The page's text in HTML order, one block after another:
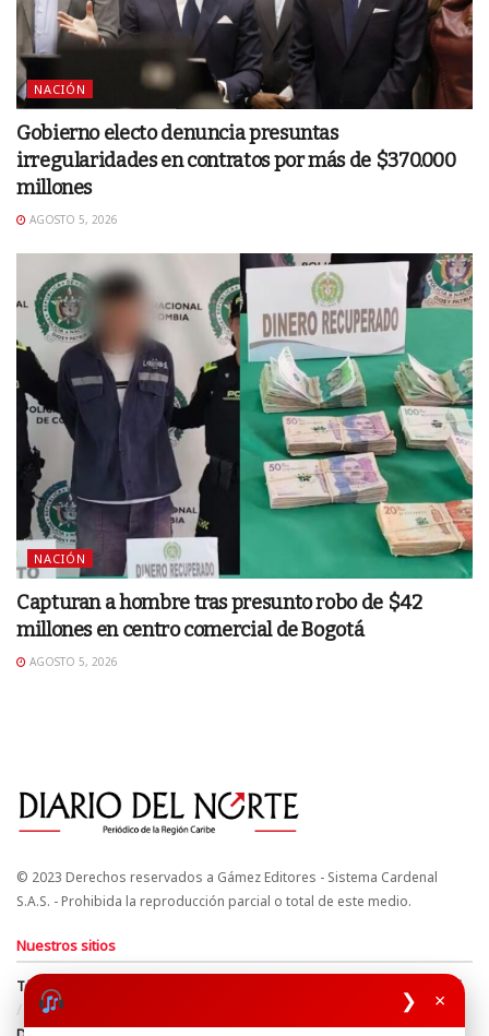
❯ ×
NACIÓN
Gobierno electo denuncia presuntas
irregularidades en contratos por más de $370.000
millones
AGOSTO 5, 2026
NACIÓN
Capturan a hombre tras presunto robo de $42
millones en centro comercial de Bogotá
AGOSTO 5, 2026
© 2023 Derechos reservados a Gámez Editores - Sistema Cardenal
S.A.S. - Prohibida la reproducción parcial o total de este medio.
Nuestros sitios
Términos y Condiciones
Derechos de Autor y Propiedad Intelectual
Política de uso de cookies
Política de Tratamiento de Datos